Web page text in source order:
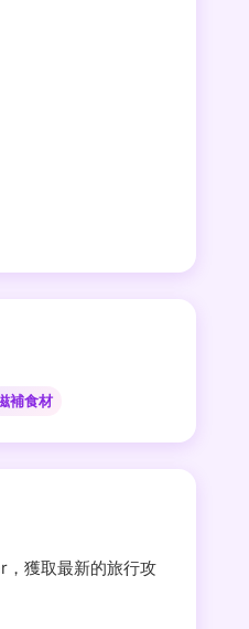
補食材
獲取最新的旅行攻